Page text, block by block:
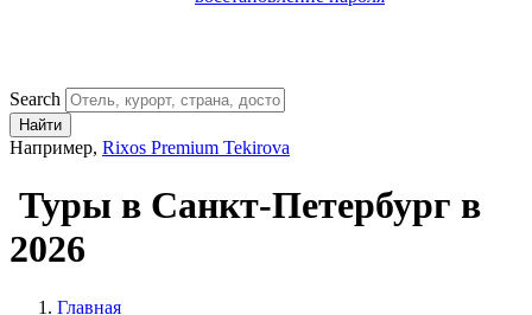
Search
Найти
Например, Rixos Premium Tekirova
Туры в Санкт-Петербург в
2026
Главная